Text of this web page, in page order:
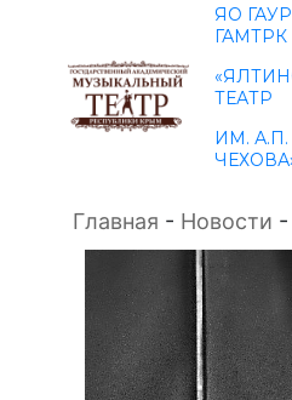
ЯО
ГАМТРК
ТЕАТР
ИМ. А.П.
Главная - Новости -